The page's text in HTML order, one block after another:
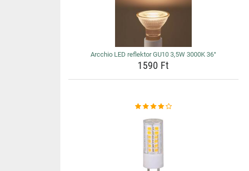
Arcchio LED reflektor GU10 3,5W 3000K 36°
1590 Ft